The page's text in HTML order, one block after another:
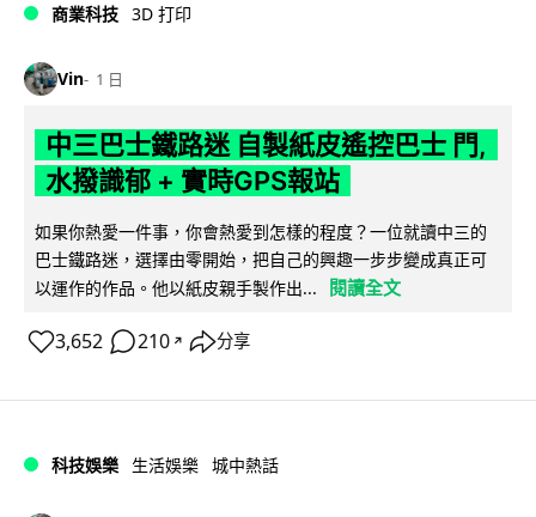
商業科技 3D 打印
Vin 1 日
中三巴士鐵路迷 自製紙皮遙控巴士 門,
水撥識郁 + 實時GPS報站
如果你熱愛一件事，你會熱愛到怎樣的程度？一位就讀中三的
巴士鐵路迷，選擇由零開始，把自己的興趣一步步變成真正可
以運作的作品。他以紙皮親手製作出...
閱讀全文
3,652 210 ↗ 分享
科技娛樂 生活娛樂 城中熱話